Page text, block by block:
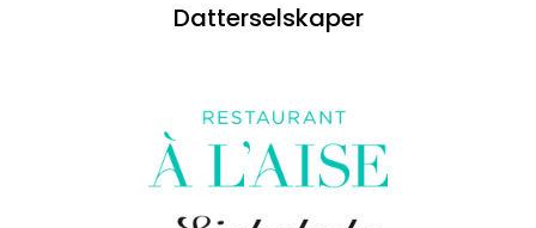
Datterselskaper